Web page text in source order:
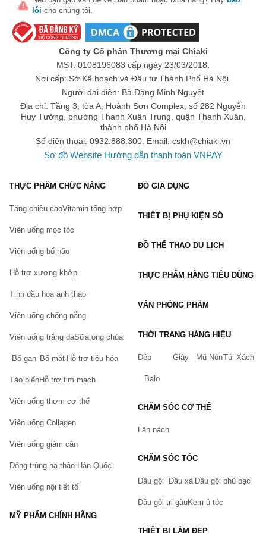
trước đó.
Tham khảo ý kiến chuyên gia: Nếu có thắc mắc hoặc
cần tư vấn, hãy tham khảo ý kiến từ bác sĩ, dược sĩ
trước khi sử dụng sản phẩm.
Mục đích sử dụng khi mua TPCN: Điều cần thiết nhất
là người dùng cần hiểu mục đích sử dụng thực phẩm
chức năng của mình là gì, để từ đó lựa chọn sản phẩm
và liều lượng phù hợp, từ đó tối ưu hiệu quả cải thiện.
Đọc kỹ hướng dẫn sử dụng: Luôn tuân thủ đúng theo
hướng dẫn của nhà sản xuất về liệu lượng, cách sử
dụng và bảo quản để đảm bảo lành tính và hiệu quả tốt.
Giá sản phẩm: Một yếu tố quan trọng khác là cần phải
tìm hiểu về giá cả chung của sản phẩm đó trên thị trường
Mua ở địa chỉ uy tín
: Nên ưu tiên mua TPCN tại đại lý
tuyến được đánh giá tích cực từ người dùng hoặc các
chuỗi cửa hàng nhà thuốc được cấp phép kinh doanh
TPCN, để mua được các sản phẩm chính hãng với giá
Phân loại thực phẩm chức năng
1. Thực phẩm chức năng bổ sung Vitamin và Khoáng
chất
ưu điểm: Thực phẩm chức năng giúp cung cấp Vitamin A,
Cacbon, Oxi, Magie, Selen, Sắt, Kẽm cần thiết cho cơ thể,
Thương hiệu nổi bật: Blackmores, Kirkland, Puritan's
tiếng bổ sung Vitamin và khoáng chất được ưa chuộng hiện
2. Thực phẩm chức năng bổ sung Protein và Axit
ưu điểm:Thực phẩm chức năng bổ sung Protein và Axit
Amin giúp cơ thể hồi phục năng lượng và chấn thương
nhanh chóng, cân bằng dinh dưỡng cơ thể, đặc biệt cần
Slimfast, Genie, Nutrilite, Wellife,
ON,...là những thương hiệu thực phẩm chức năng bổ sung
Protein và Axit Amin hiệu quả, được khuyến khích cho
lỗi cho chúng tôi.
Công ty Cổ phần Thương mại Chiaki
MST: 0108196083 cấp ngày 23/03/2018.
Nơi cấp: Sở Kế hoạch và Đầu tư Thành Phố Hà Nội.
Người đại diện: Bà Đặng Minh Nguyệt
Địa chỉ: Tầng 3, tòa A, Hoành Sơn Complex, số 282 Nguyễn
Huy Tưởng, phường Thanh Xuân Trung, quận Thanh Xuân,
thành phố Hà Nội
Số điện thoại: 0932.888.300. Email: cskh@chiaki.vn
Sơ đồ Website Hướng dẫn thanh toán VNPAY
THỰC PHẨM CHỨC NĂNG
Tăng chiều caoVitamin tổng hợp
Viên uống mọc tóc
Viên uống bổ não
Hỗ trợ xương khớp
Tinh dầu hoa anh thảo
Viên uống chống nắng
Viên uống trắng daSữa ong chúa
Bổ gan Bổ mắt Hỗ trợ tiêu hóa
Tảo biểnHỗ trợ tim mạch
Viên uống thơm cơ thể
Viên uống Collagen
Viên uống giảm cân
Đông trùng hạ thảo Hàn Quốc
Viên uống nội tiết tố
MỸ PHẨM CHÍNH HÃNG
ĐỒ GIA DỤNG
THIẾT BỊ PHỤ KIỆN SỐ
ĐỒ THỂ THAO DU LỊCH
THỰC PHẨM HÀNG TIÊU DÙNG
VĂN PHÒNG PHẨM
THỜI TRANG HÀNG HIỆU
Dép Giày Mũ NónTúi Xách
Balo
CHĂM SÓC CƠ THỂ
Lăn nách
CHĂM SÓC TÓC
Dầu gội Dầu xả Dầu gội phủ bạc
Dầu gội trị gàuKem ủ tóc
THIẾT BỊ LÀM ĐẸP